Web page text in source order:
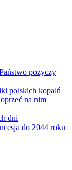
pożyczy
polskich kopalń
na nim
dni
do 2044 roku